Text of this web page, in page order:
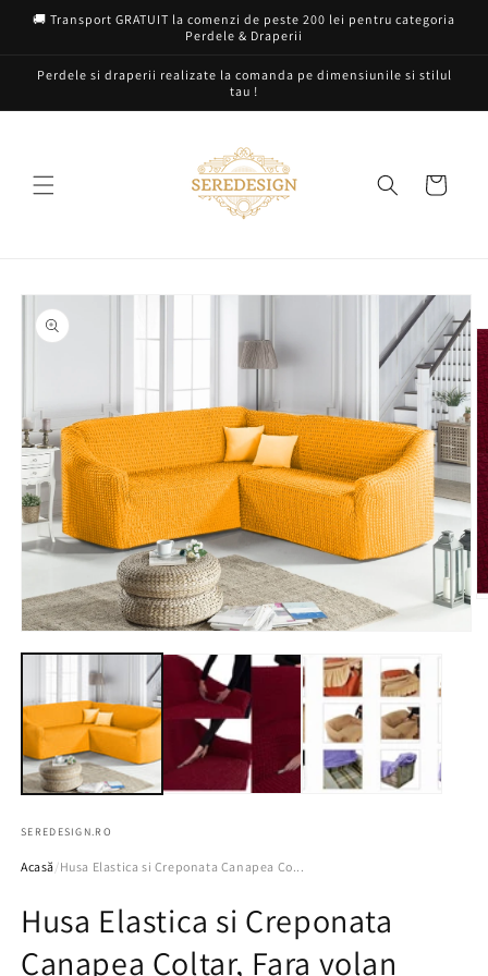
Salt la
conținut
🚚 Transport GRATUIT la comenzi de peste 200 lei pentru categoria
Perdele & Draperii
Perdele si draperii realizate la comanda pe dimensiunile si stilul
tau !
Coș
despre
produs
conținutul
într-
o
fereastră
modală
SEREDESIGN.RO
Acasă/Husa Elastica si Creponata Canapea Co...
Husa Elastica si Creponata
Canapea Coltar, Fara volan